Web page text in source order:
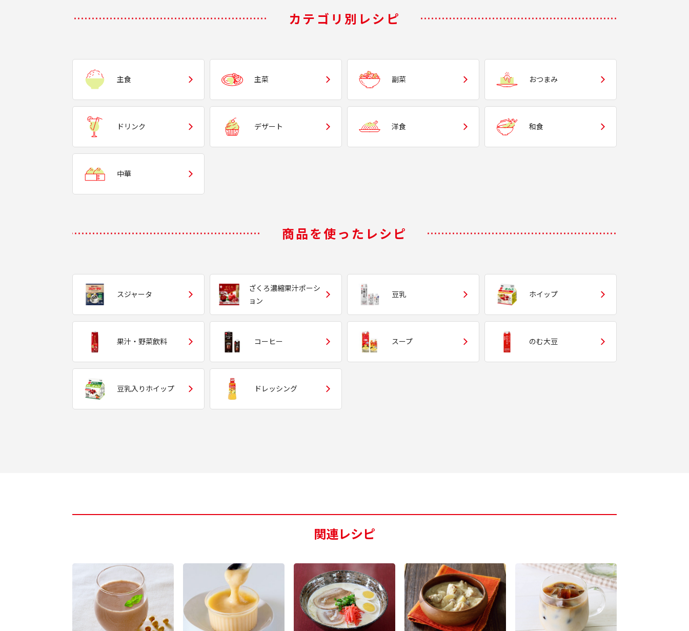
カテゴリ別レシピ
主食 主菜 副菜 おつまみ
ドリンク デザート 洋食 和食
中華
商品を使ったレシピ
スジャータ
ざくろ濃縮果汁ポーシ
ョン
豆乳 ホイップ
果汁・野菜飲料 コーヒー スープ のむ大豆
豆乳入りホイップ ドレッシング
関連レシピ